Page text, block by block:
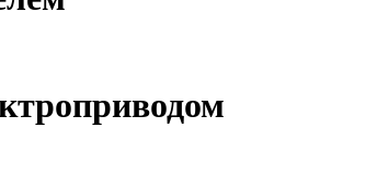
электроприводом